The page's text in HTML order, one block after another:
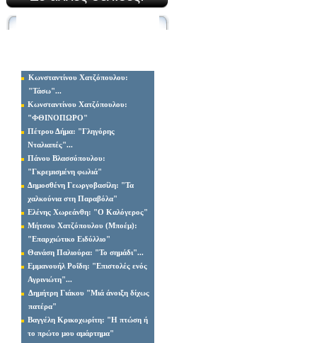
ΚωνσταντίνουΧατζόπουλου:
"Τάσω"...
Κωνσταντίνου Χατζόπουλου:
"ΦΘΙΝΟΠΩΡΟ"
ΠέτρουΔήμα: "Γληγόρης
Νταλιαπές"...
ΠάνουΒλασσόπουλου:
"Γκρεμισμένη φωλιά"
Δημοσθένη Γεωργοβασίλη: "Τα
χαλκούνια στη Παραβόλα"
Ελένης Χωρεάνθη: "Ο Καλόγερος"
ΜήτσουΧατζόπουλου (Μποέμ):
"Επαρχιώτικο Ειδύλλιο"
Θανάση Παλιούρα: "Το σημάδι"...
Εμμανουήλ Ροΐδη: "Επιστολές ενός
Αγρινιώτη"...
Δημήτρη Γιάκου "Μιά άνοιξη δίχως
πατέρα"
Βαγγέλη Κρικοχωρίτη: "Η πτώση ή
το πρώτο μου αμάρτημα"